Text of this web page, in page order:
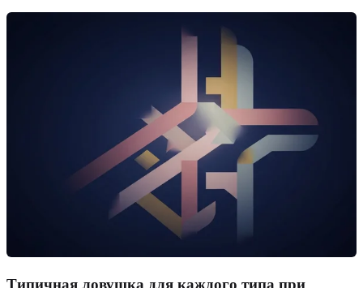
Типичная ловушка для каждого типа при